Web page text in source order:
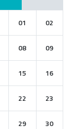
01 02
08 09
15 16
22 23
29 30